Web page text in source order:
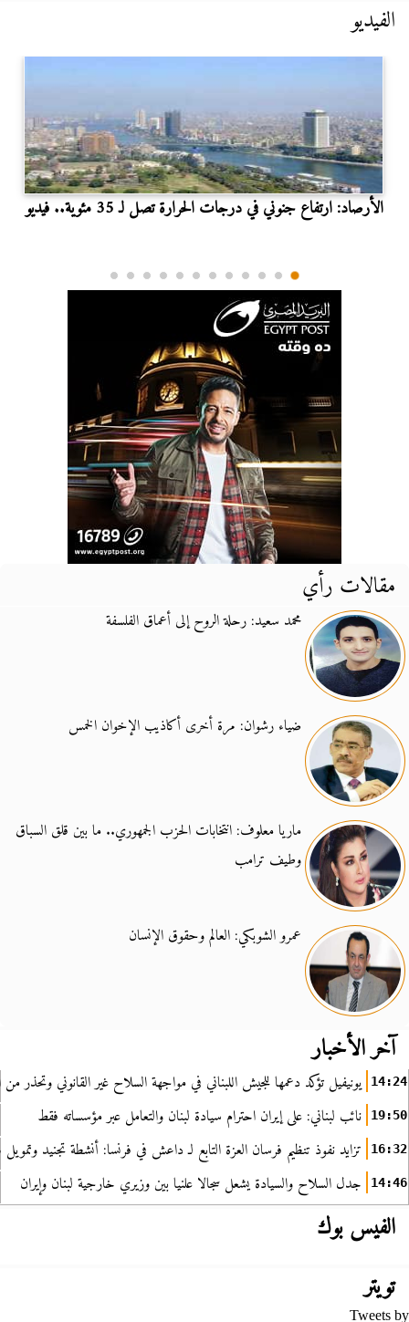
الفيديو
الأرصاد: ارتفاع جنوني في درجات الحرارة تصل لـ 35 مئوية.. فيديو
مقالات رأي
محمد سعيد: رحلة الروح إلى أعماق الفلسفة
ضياء رشوان: مرة أخرى أكاذيب الإخوان الخمس
ماريا معلوف: انتخابات الحزب الجمهوري.. ما بين قلق السباق
وطيف ترامب
عمرو الشوبكي: العالم وحقوق الإنسان
آخر الأخبار
14:24 يونيفيل تؤكد دعمها للجيش اللبناني في مواجهة السلاح غير القانوني وتحذر من
19:50 نائب لبناني: على إيران احترام سيادة لبنان والتعامل عبر مؤسساته فقط
16:32 تزايد نفوذ تنظيم فرسان العزة التابع لـ داعش في فرنسا: أنشطة تجنيد
14:46 جدل السلاح والسيادة يشعل سجالا علنيا بين وزيري خارجية لبنان وإيران
الفيس بوك
تويتر
Tweets by